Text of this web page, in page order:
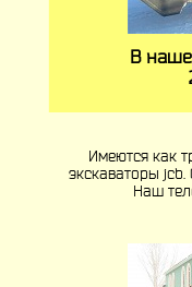
В
Имеются как
экскаваторы
Наш